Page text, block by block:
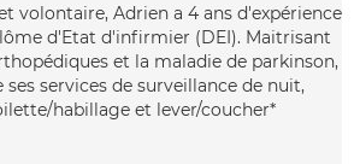
volontaire, Adrien a 4 ans d'expérience
d'Etat d'infirmier (DEI). Maitrisant
et la maladie de parkinson,
services de surveillance de nuit,
habillage et lever/coucher*